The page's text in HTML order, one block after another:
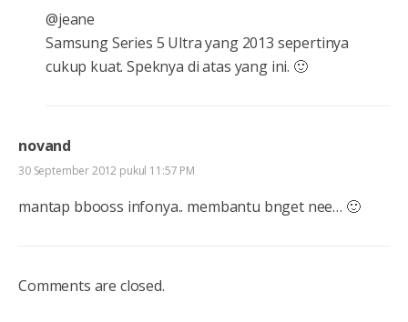
@jeane
Samsung Series 5 Ultra yang 2013 sepertinya
cukup kuat. Speknya di atas yang ini. 🙂
novand
30 September 2012 pukul 11:57 PM
mantap bbooss infonya.. membantu bnget nee… 🙂
Comments are closed.